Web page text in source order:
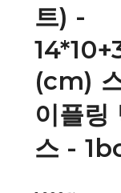
트) -
(cm)
이플링
스 -